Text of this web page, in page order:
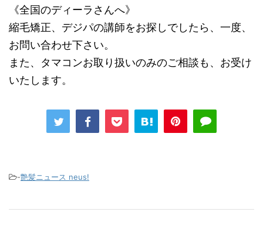
《全国のディーラさんへ》
縮毛矯正、デジパの講師をお探しでしたら、一度、
お問い合わせ下さい。
また、タマコンお取り扱いのみのご相談も、お受け
いたします。
-艶髪ニュース neus!